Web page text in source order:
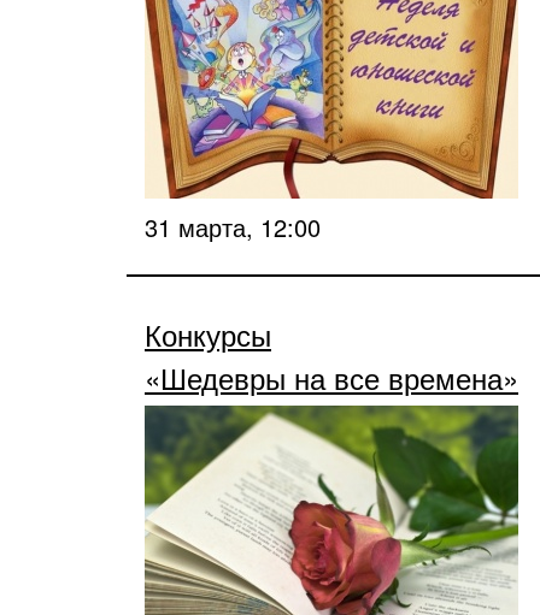
31 марта, 12:00
Конкурсы
«Шедевры на все времена»